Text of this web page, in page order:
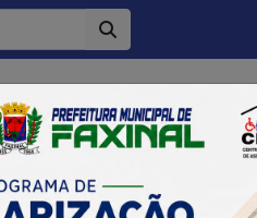
Município Gestão Atual